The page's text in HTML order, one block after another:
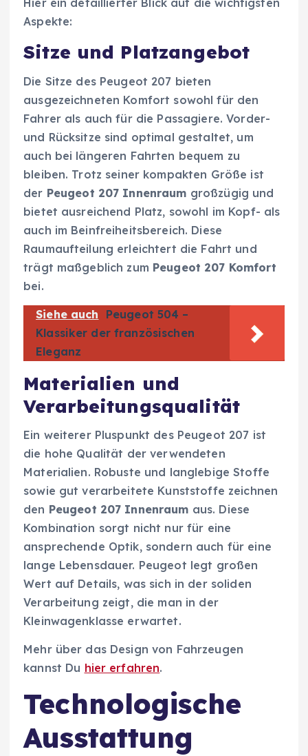
Hier ein detaillierter Blick auf die wichtigsten
Aspekte:
Sitze und Platzangebot
Die Sitze des Peugeot 207 bieten
ausgezeichneten Komfort sowohl für den
Fahrer als auch für die Passagiere. Vorder-
und Rücksitze sind optimal gestaltet, um
auch bei längeren Fahrten bequem zu
bleiben. Trotz seiner kompakten Größe ist
der Peugeot 207 Innenraum großzügig und
bietet ausreichend Platz, sowohl im Kopf- als
auch im Beinfreiheitsbereich. Diese
Raumaufteilung erleichtert die Fahrt und
trägt maßgeblich zum Peugeot 207 Komfort
bei.
Siehe auch
Peugeot 504 –
Klassiker der französischen
Eleganz
Materialien und
Verarbeitungsqualität
Ein weiterer Pluspunkt des Peugeot 207 ist
die hohe Qualität der verwendeten
Materialien. Robuste und langlebige Stoffe
sowie gut verarbeitete Kunststoffe zeichnen
den Peugeot 207 Innenraum aus. Diese
Kombination sorgt nicht nur für eine
ansprechende Optik, sondern auch für eine
lange Lebensdauer. Peugeot legt großen
Wert auf Details, was sich in der soliden
Verarbeitung zeigt, die man in der
Kleinwagenklasse erwartet.
Mehr über das Design von Fahrzeugen
kannst Du hier erfahren.
Technologische
Ausstattung